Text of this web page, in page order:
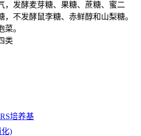
，发酵麦芽糖、果糖、蔗糖、蜜二
，不发酵鼠李糖、赤鲜醇和山梨糖。
菜。
类
培养基
化)